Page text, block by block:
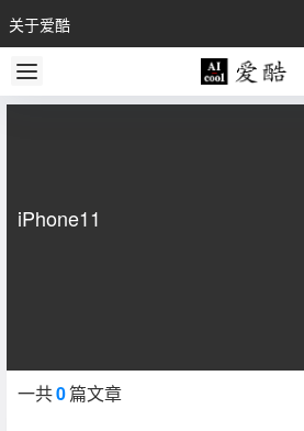
关于爱酷
iPhone11
一共0篇文章